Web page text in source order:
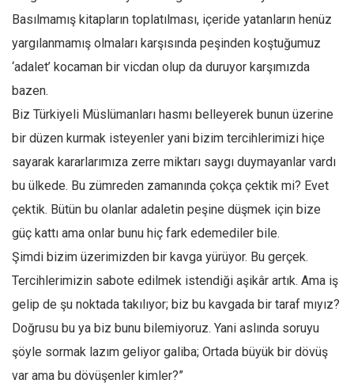
Basılmamış kitapların toplatılması, içeride yatanların henüz
yargılanmamış olmaları karşısında peşinden koştuğumuz
‘adalet’ kocaman bir vicdan olup da duruyor karşımızda
bazen.
Biz Türkiyeli Müslümanları hasmı belleyerek bunun üzerine
bir düzen kurmak isteyenler yani bizim tercihlerimizi hiçe
sayarak kararlarımıza zerre miktarı saygı duymayanlar vardı
bu ülkede. Bu zümreden zamanında çokça çektik mi? Evet
çektik. Bütün bu olanlar adaletin peşine düşmek için bize
güç kattı ama onlar bunu hiç fark edemediler bile.
Şimdi bizim üzerimizden bir kavga yürüyor. Bu gerçek.
Tercihlerimizin sabote edilmek istendiği aşikâr artık. Ama iş
gelip de şu noktada takılıyor; biz bu kavgada bir taraf mıyız?
Doğrusu bu ya biz bunu bilemiyoruz. Yani aslında soruyu
şöyle sormak lazım geliyor galiba; Ortada büyük bir dövüş
var ama bu dövüşenler kimler?”